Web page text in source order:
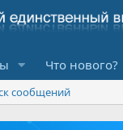
Что нового?
сообщений